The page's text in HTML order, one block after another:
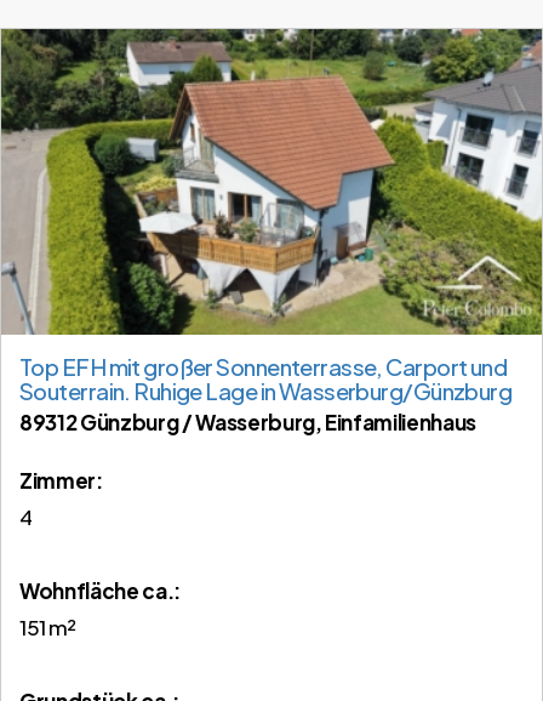
Top EFH mit großer Sonnenterrasse, Carport und
Souterrain. Ruhige Lage in Wasserburg/Günzburg
89312 Günzburg / Wasserburg, Einfamilienhaus
Zimmer:
4
Wohnfläche ca.:
151 m²